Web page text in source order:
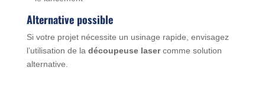
Alternative possible
Si votre projet nécessite un usinage rapide, envisagez
l’utilisation de la découpeuse lasercomme solution
alternative.